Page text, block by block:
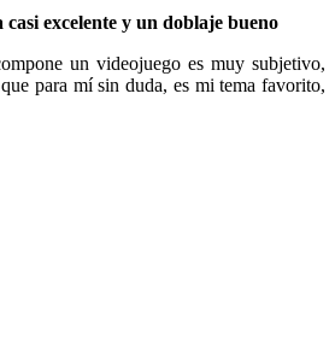
excelente y un doblaje bueno
un videojuego es muy subjetivo,
para mí sin duda, es mi tema favorito,